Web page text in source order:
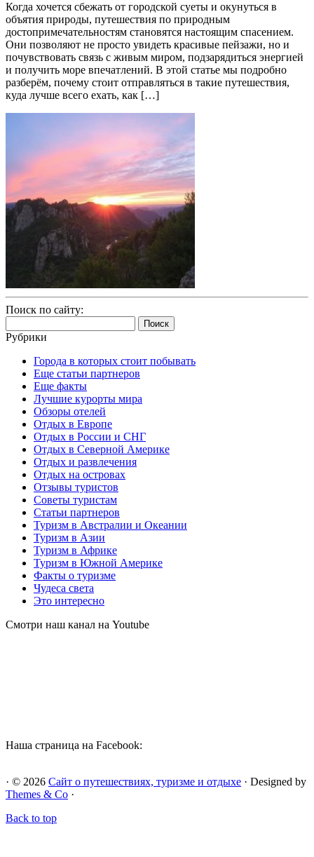
Когда хочется сбежать от городской суеты и окунуться в
объятия природы, путешествия по природным
достопримечательностям становятся настоящим спасением.
Они позволяют не просто увидеть красивые пейзажи, но и
почувствовать связь с живым миром, подзарядиться энергией
и получить море впечатлений. В этой статье мы подробно
разберём, почему стоит отправляться в такие путешествия,
куда лучше всего ехать, как […]
Поиск по сайту:
Рубрики
Города в которых стоит побывать
Еще статьи партнеров
Еще факты
Лучшие курорты мира
Обзоры отелей
Отдых в Европе
Отдых в России и СНГ
Отдых в Северной Америке
Отдых и развлечения
Отдых на островах
Отзывы туристов
Советы туристам
Статьи партнеров
Туризм в Австралии и Океании
Туризм в Азии
Туризм в Африке
Туризм в Южной Америке
Факты о туризме
Чудеса света
Это интересно
Смотри наш канал на Youtube
Наша страница на Facebook:
· © 2026 Сайт о путешествиях, туризме и отдыхе · Designed by
Themes & Co ·
Back to top